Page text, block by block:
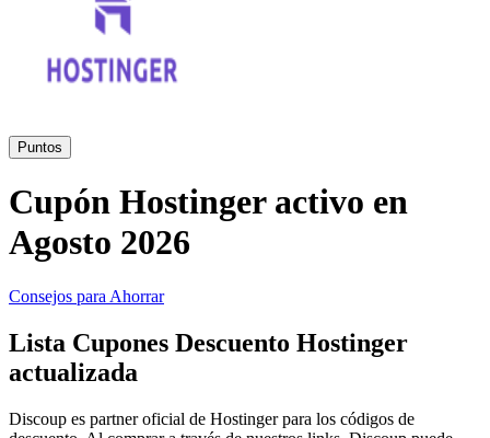
Amazon
Booking.com
Temu
Hogar y
Vacaciones y
Transporte
Perfumes
Puntos
Cupón Hostinger activo en
Agosto 2026
Consejos para Ahorrar
Lista Cupones Descuento Hostinger
actualizada
Discoup es partner oficial de Hostinger para los códigos de